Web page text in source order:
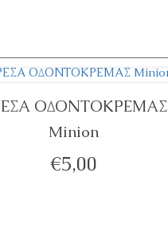
ΠΡΟΣΘΉΚΗ ΣΤΟ ΚΑΛΆΘΙ
ΟΔΟΝΤΟΚΡΕΜΑΣ
Minion
€5,00